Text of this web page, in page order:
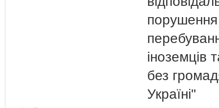
іноземців
без
Україні"